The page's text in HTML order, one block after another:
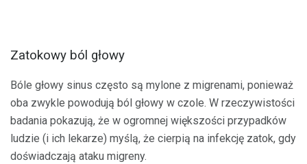
Zatokowy ból głowy
Bóle głowy sinus często są mylone z migrenami, ponieważ
oba zwykle powodują ból głowy w czole. W rzeczywistości
badania pokazują, że w ogromnej większości przypadków
ludzie (i ich lekarze) myślą, że cierpią na infekcję zatok, gdy
doświadczają ataku migreny.